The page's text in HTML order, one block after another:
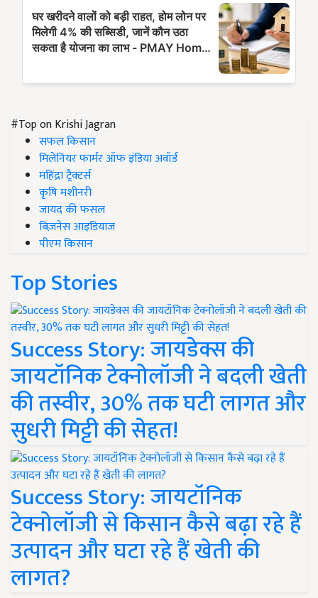
#Top on Krishi Jagran
सफल किसान
मिलेनियर फार्मर ऑफ इंडिया अवॉर्ड
महिंद्रा ट्रैक्टर्स
कृषि मशीनरी
जायद की फसल
बिज़नेस आइडियाज
पीएम किसान
Top Stories
Success Story: जायडेक्स की
जायटॉनिक टेक्नोलॉजी ने बदली खेती
की तस्वीर, 30% तक घटी लागत और
सुधरी मिट्टी की सेहत!
Success Story: जायटॉनिक
टेक्नोलॉजी से किसान कैसे बढ़ा रहे हैं
उत्पादन और घटा रहे हैं खेती की
लागत?